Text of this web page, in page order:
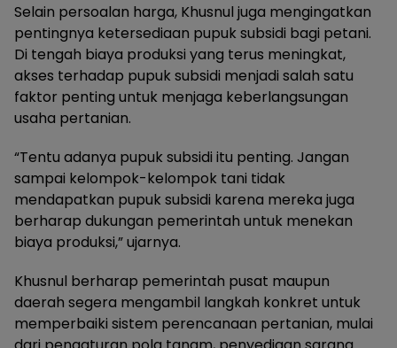
Selain persoalan harga, Khusnul juga mengingatkan
pentingnya ketersediaan pupuk subsidi bagi petani.
Di tengah biaya produksi yang terus meningkat,
akses terhadap pupuk subsidi menjadi salah satu
faktor penting untuk menjaga keberlangsungan
usaha pertanian.
“Tentu adanya pupuk subsidi itu penting. Jangan
sampai kelompok-kelompok tani tidak
mendapatkan pupuk subsidi karena mereka juga
berharap dukungan pemerintah untuk menekan
biaya produksi,” ujarnya.
Khusnul berharap pemerintah pusat maupun
daerah segera mengambil langkah konkret untuk
memperbaiki sistem perencanaan pertanian, mulai